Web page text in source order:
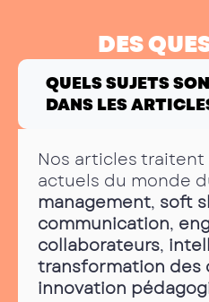
DES
QUELS SUJETS
DANS LES
Nos articles
actuels du monde
management, soft
communication,
collaborateurs,
transformation des
innovation